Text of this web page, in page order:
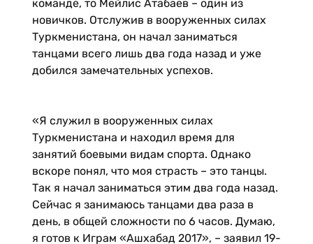
команде, то Мейлис Атабаев – один из
новичков. Отслужив в вооруженных силах
Туркменистана, он начал заниматься
танцами всего лишь два года назад и уже
добился замечательных успехов.
«Я служил в вооруженных силах
Туркменистана и находил время для
занятий боевыми видам спорта. Однако
вскоре понял, что моя страсть – это танцы.
Так я начал заниматься этим два года назад.
Сейчас я занимаюсь танцами два раза в
день, в общей сложности по 6 часов. Думаю,
я готов к Играм «Ашхабад 2017», – заявил 19-